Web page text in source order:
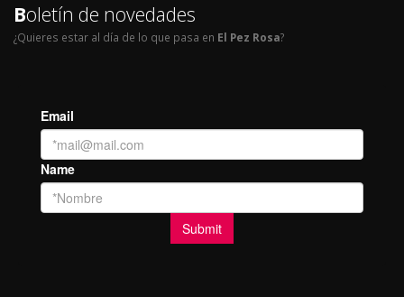
Boletín de novedades
¿Quieres estar al día de lo que pasa en El Pez Rosa?